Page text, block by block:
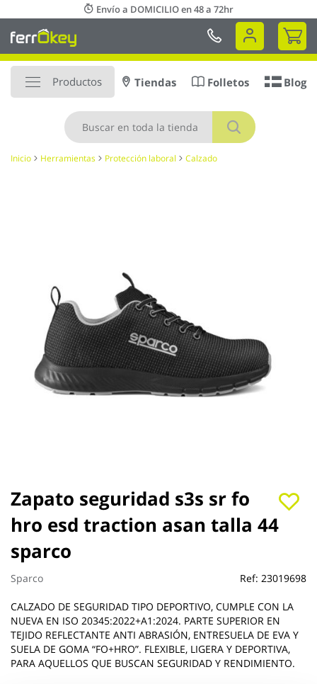
al
contenido
Envío a DOMICILIO en 48 a 72hr
Mi
Productos
Buscar
Tiendas Folletos Blog
Inicio Herramientas Protección laboral Calzado
Zapato seguridad s3s sr fo
hro esd traction asan talla 44
sparco
Sparco Ref: 23019698
CALZADO DE SEGURIDAD TIPO DEPORTIVO, CUMPLE CON LA
NUEVA EN ISO 20345:2022+A1:2024. PARTE SUPERIOR EN
TEJIDO REFLECTANTE ANTI ABRASIÓN, ENTRESUELA DE EVA Y
SUELA DE GOMA “FO+HRO”. FLEXIBLE, LIGERA Y DEPORTIVA,
PARA AQUELLOS QUE BUSCAN SEGURIDAD Y RENDIMIENTO.
imágenes
Saltar
al
comienzo
de
la
galería
de